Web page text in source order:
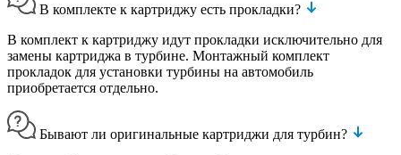
В комплекте к картриджу есть прокладки?
В комплект к картриджу идут прокладки исключительно для
замены картриджа в турбине. Монтажный комплект
прокладок для установки турбины на автомобиль
приобретается отдельно.
Бывают ли оригинальные картриджи для турбин?